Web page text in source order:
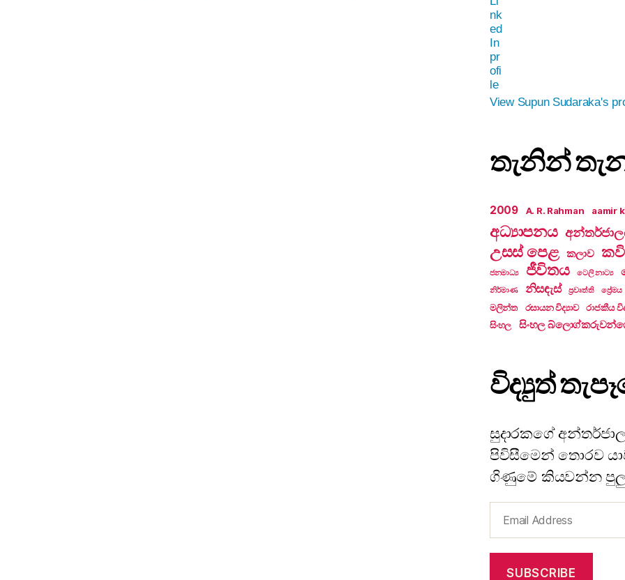
View Supun Sudaraka's
තැනින්
2009 A. R. Rahman aamir
අධ්‍යාපනය
උසස් පෙළ කලාව කවි
ජනමාධ්‍ය
ජීවිතය ටෙලි නාට්‍ය
නිර්මාණ
නිසඳැස් ප්‍රවෘත්ති ප්‍රේමය
මලින්ත රසායන විද්‍යාව රාජකීය
සිංහල සිංහල
විද්‍යුත්
සුදාරකගේ
පිවිසීමෙන් තොරව
ගිණුමේ කියවන්න
Address
SUBSCRIBE